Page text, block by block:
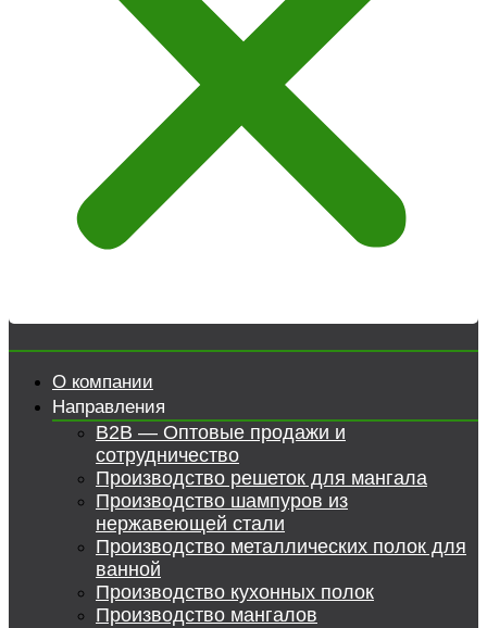
О компании
Направления
B2B — Оптовые продажи и
сотрудничество
Производство решеток для мангала
Производство шампуров из
нержавеющей стали
Производство металлических полок для
ванной
Производство кухонных полок
Производство мангалов